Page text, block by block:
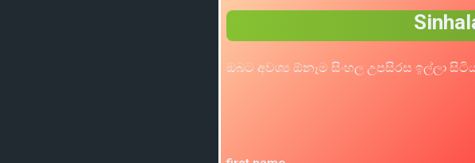
ඔබට අවශ්‍ය ඕනෑම සිංහල උපසිරස ඉල්ලා